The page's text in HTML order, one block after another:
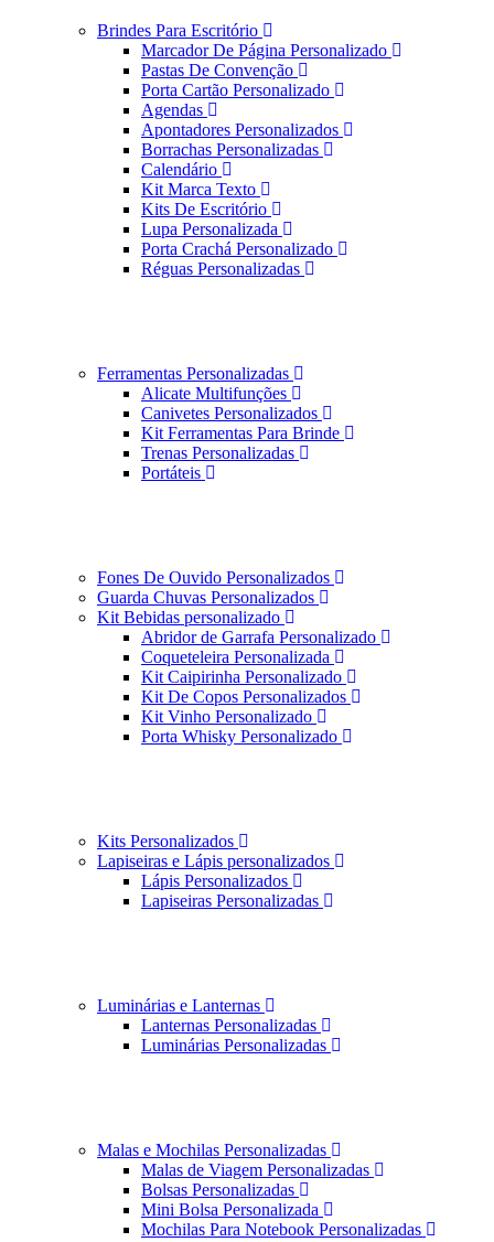
Brindes Para Escritório
Marcador De Página Personalizado
Pastas De Convenção
Porta Cartão Personalizado
Agendas
Apontadores Personalizados
Borrachas Personalizadas
Calendário
Kit Marca Texto
Kits De Escritório
Lupa Personalizada
Porta Crachá Personalizado
Réguas Personalizadas
Ferramentas Personalizadas
Alicate Multifunções
Canivetes Personalizados
Kit Ferramentas Para Brinde
Trenas Personalizadas
Portáteis
Fones De Ouvido Personalizados
Guarda Chuvas Personalizados
Kit Bebidas personalizado
Abridor de Garrafa Personalizado
Coqueteleira Personalizada
Kit Caipirinha Personalizado
Kit De Copos Personalizados
Kit Vinho Personalizado
Porta Whisky Personalizado
Kits Personalizados
Lapiseiras e Lápis personalizados
Lápis Personalizados
Lapiseiras Personalizadas
Luminárias e Lanternas
Lanternas Personalizadas
Luminárias Personalizadas
Malas e Mochilas Personalizadas
Malas de Viagem Personalizadas
Bolsas Personalizadas
Mini Bolsa Personalizada
Mochilas Para Notebook Personalizadas